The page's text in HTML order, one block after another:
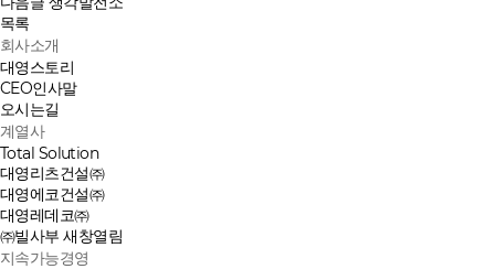
목록
회사소개
대영스토리
CEO인사말
오시는길
계열사
Total Solution
대영리츠건설㈜
대영에코건설㈜
대영레데코㈜
㈜빌사부새창열림
지속가능경영